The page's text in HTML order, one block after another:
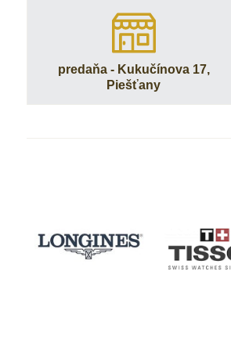
predaňa - Kukučínova 17,
Piešťany